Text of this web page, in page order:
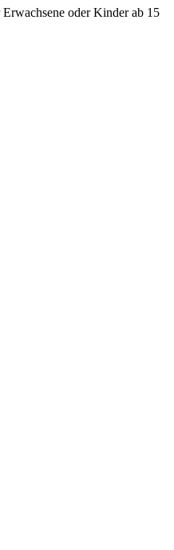
oder Kinder ab 15